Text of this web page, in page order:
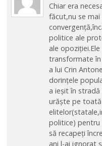
Chiar era
făcut,nu se
politice ale
ale
transformate în
a lui Crin
dorințele
a ieșit în
urăște pe toată
politice) pentru
să recapeți
ani l-ai ignorat